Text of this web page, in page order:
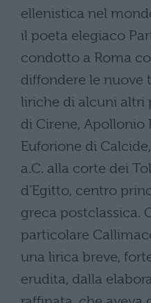
ellenistica nel
il poeta elegiaco
condotto a Roma
diffondere le nuove
liriche di alcuni altri
di Cirene, Apollonio
Euforione di
a.C. alla corte dei
d’Egitto, centro
greca postclassica.
particolare
una lirica breve,
erudita, dalla